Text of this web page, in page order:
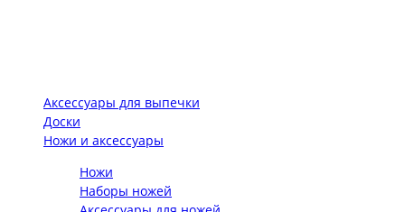
Аксессуары для выпечки
Доски
Ножи и аксессуары
Ножи
Наборы ножей